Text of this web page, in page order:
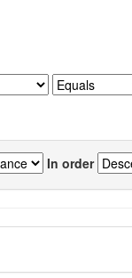
In order